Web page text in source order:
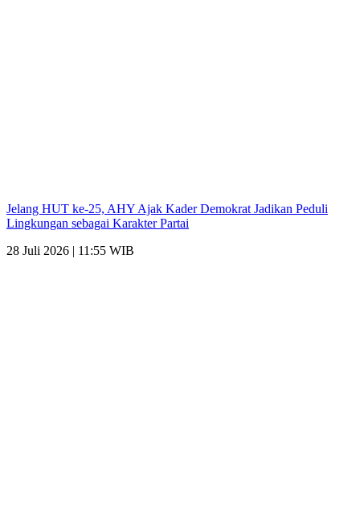
Jelang HUT ke-25, AHY Ajak Kader Demokrat Jadikan Peduli
Lingkungan sebagai Karakter Partai
28 Juli 2026 | 11:55 WIB